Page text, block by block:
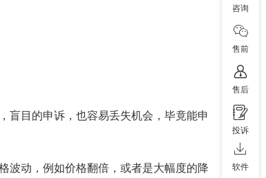
盲目的申诉，也容易丢失机会，毕竟能申
波动，例如价格翻倍，或者是大幅度的降
咨询
售前
售后
投诉
软件